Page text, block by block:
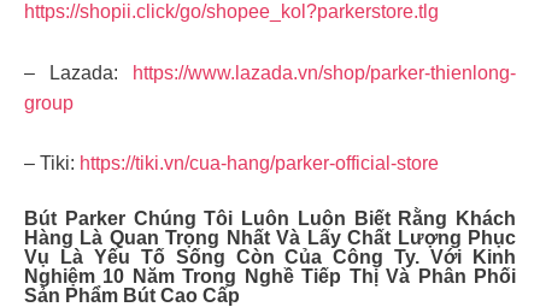
https://shopii.click/go/shopee_kol?parkerstore.tlg
– Lazada:
https://www.lazada.vn/shop/parker-thienlong-
group
– Tiki: https://tiki.vn/cua-hang/parker-official-store
Bút Parker Chúng Tôi Luôn Luôn Biết Rằng Khách
Hàng Là Quan Trọng Nhất Và Lấy Chất Lượng Phục
Vụ Là Yếu Tố Sống Còn Của Công Ty. Với Kinh
Nghiệm 10 Năm Trong Nghề Tiếp Thị Và Phân Phối
Sản Phẩm Bút Cao Cấp